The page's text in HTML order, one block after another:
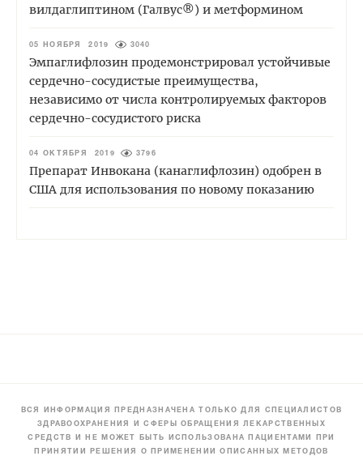
вилдаглиптином (Галвус®) и метформином
05 НОЯБРЯ 2019 3040
Эмпаглифлозин продемонстрировал устойчивые
сердечно-сосудистые преимущества,
независимо от числа контролируемых факторов
сердечно-сосудистого риска
04 ОКТЯБРЯ 2019 3796
Препарат Инвокана (канаглифлозин) одобрен в
США для использования по новому показанию
ВСЯ ИНФОРМАЦИЯ ПРЕДНАЗНАЧЕНА ТОЛЬКО ДЛЯ СПЕЦИАЛИСТОВ
ЗДРАВООХРАНЕНИЯ И СФЕРЫ ОБРАЩЕНИЯ ЛЕКАРСТВЕННЫХ
СРЕДСТВ И НЕ МОЖЕТ БЫТЬ ИСПОЛЬЗОВАНА ПАЦИЕНТАМИ ПРИ
ПРИНЯТИИ РЕШЕНИЯ О ПРИМЕНЕНИИ ОПИСАННЫХ МЕТОДОВ